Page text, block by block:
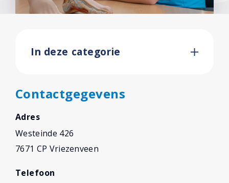
Facebook
In deze categorie
Contactgegevens
Adres
Westeinde 426
7671 CP Vriezenveen
Telefoon